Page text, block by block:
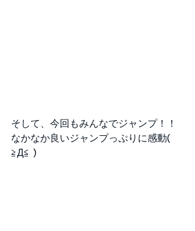
そして、今回もみんなでジャンプ！！
なかなか良いジャンプっぷりに感動(
≧Д≦ )